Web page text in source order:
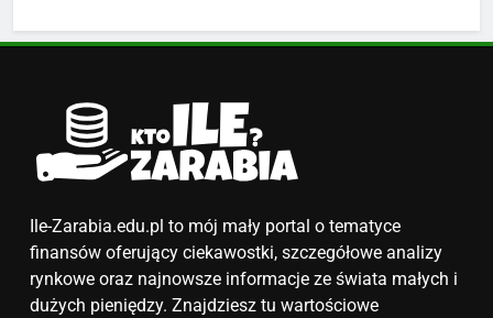
matematyki: średnie zarobki,
Ile zarabia podolog: poznajmy
średnie zarobki na tym
ZAROBKI
6
Akcje charytatywne w szkole:
Ile-Zarabia.edu.pl to mój mały portal o tematyce
finansów oferujący ciekawostki, szczegółowe analizy
rynkowe oraz najnowsze informacje ze świata małych i
dużych pieniędzy. Znajdziesz tu wartościowe